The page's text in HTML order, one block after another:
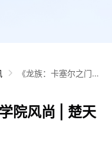
《龙族：卡塞尔之门》
院风尚 | 楚天